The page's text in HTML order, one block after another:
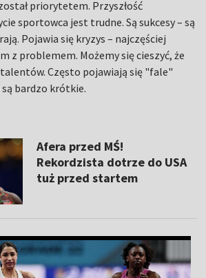
priorytetem. Przyszłość
sportowca jest trudne. Są sukcesy – są
Pojawia się kryzys – najczęściej
z problemem. Możemy się cieszyć, że
Często pojawiają się "fale"
bardzo krótkie.
Afera przed MŚ!
Rekordzista dotrze do USA
tuż przed startem